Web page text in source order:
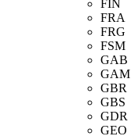
FIN
FRA
FRG
FSM
GAB
GAM
GBR
GBS
GDR
GEO